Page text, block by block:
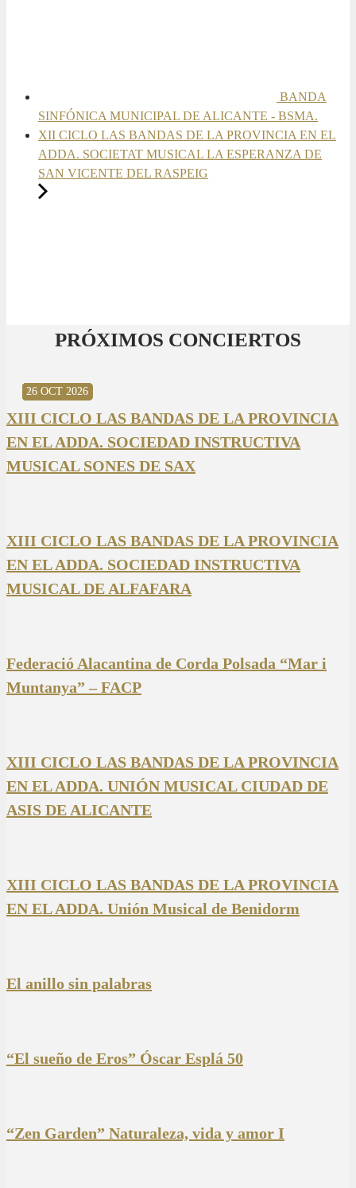
BANDA
SINFÓNICA MUNICIPAL DE ALICANTE - BSMA.
XII CICLO LAS BANDAS DE LA PROVINCIA EN EL
ADDA. SOCIETAT MUSICAL LA ESPERANZA DE
SAN VICENTE DEL RASPEIG
PRÓXIMOS CONCIERTOS
XIII CICLO LAS BANDAS DE LA PROVINCIA
EN EL ADDA. SOCIEDAD INSTRUCTIVA
MUSICAL SONES DE SAX
30 AGO 2026
XIII CICLO LAS BANDAS DE LA PROVINCIA
EN EL ADDA. SOCIEDAD INSTRUCTIVA
MUSICAL DE ALFAFARA
30 AGO 2026
Federació Alacantina de Corda Polsada “Mar i
Muntanya” – FACP
13 SEP 2026
XIII CICLO LAS BANDAS DE LA PROVINCIA
EN EL ADDA. UNIÓN MUSICAL CIUDAD DE
ASIS DE ALICANTE
20 SEP 2026
XIII CICLO LAS BANDAS DE LA PROVINCIA
EN EL ADDA. Unión Musical de Benidorm
20 SEP 2026
El anillo sin palabras
26 SEP 2026
“El sueño de Eros” Óscar Esplá 50
03 OCT 2026
“Zen Garden” Naturaleza, vida y amor I
16 OCT 2026
26 OCT 2026